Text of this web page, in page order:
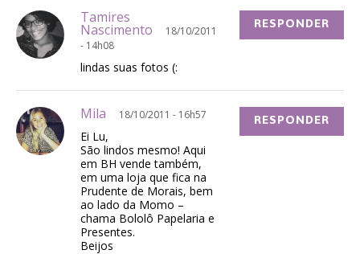
Tamires
Nascimento
18/10/2011
- 14h08
lindas suas fotos (:
RESPONDER
Mila 18/10/2011 - 16h57
Ei Lu,
São lindos mesmo! Aqui
em BH vende também,
em uma loja que fica na
Prudente de Morais, bem
ao lado da Momo –
chama Bololô Papelaria e
Presentes.
Beijos
RESPONDER